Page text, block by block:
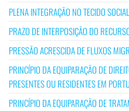
PLENA INTEGRAÇÃO NO TECIDO SOCIAL
PRAZO DE INTERPOSIÇÃO DO
PRESSÃO ACRESCIDA DE FLUXOS
PRINCÍPIO DA EQUIPARAÇÃO DE
PRESENTES OU RESIDENTES EM
PRINCÍPIO DA EQUIPARAÇÃO DE